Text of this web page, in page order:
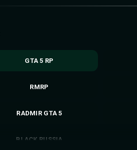
GTA 5 RP
RMRP
RADMIR GTA 5
BLACK RUSSIA